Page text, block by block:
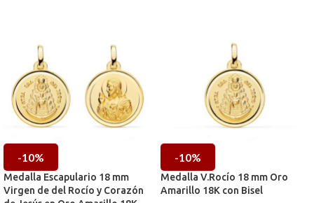
-10%
Medalla Escapulario 18 mm
Virgen de del Rocío y Corazón
-10%
Medalla V.Rocío 18 mm Oro
Amarillo 18K con Bisel